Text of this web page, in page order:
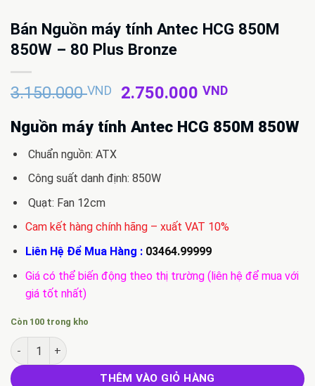
Bán Nguồn máy tính Antec HCG 850M
850W – 80 Plus Bronze
3.150.000VND
Giá
là:
2.750.000VNDGiá
tại
Nguồn máy tính Antec HCG 850M 850W
Chuẩn nguồn: ATX
Công suất danh định: 850W
Quạt: Fan 12cm
Cam kết hàng chính hãng – xuất VAT 10%
Liên Hệ Để Mua Hàng : 03464.99999
Giá có thể biến động theo thị trường (liên hệ để mua với
giá tốt nhất)
Còn 100 trong kho
Bán Nguồn máy tính Antec HCG 850M 850W - 80 Plus Bronze
THÊM VÀO GIỎ HÀNG